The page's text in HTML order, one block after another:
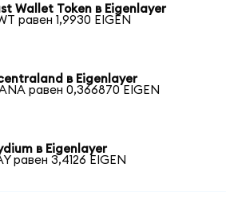
Wallet Token в Eigenlayer
равен 1,9930 EIGEN
в Eigenlayer
равен 0,366870 EIGEN
в Eigenlayer
равен 3,4126 EIGEN